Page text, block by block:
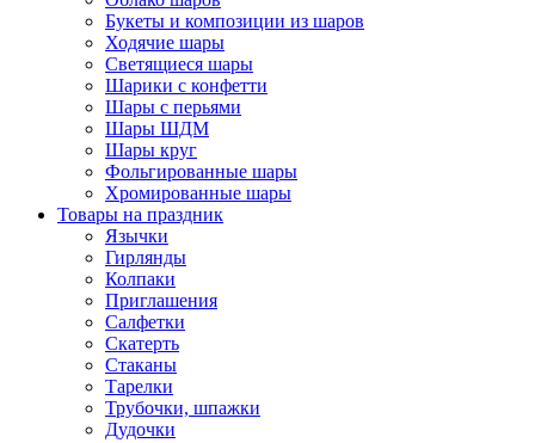
Букеты и композиции из шаров
Ходячие шары
Светящиеся шары
Шарики с конфетти
Шары с перьями
Шары ШДМ
Шары круг
Фольгированные шары
Хромированные шары
Товары на праздник
Язычки
Гирлянды
Колпаки
Приглашения
Салфетки
Скатерть
Стаканы
Тарелки
Трубочки, шпажки
Дудочки